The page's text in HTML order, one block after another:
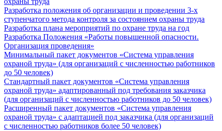
Разработка положения об организации и проведении 3-х
ступенчатого метода контроля за состоянием охраны труда
Разработка плана мероприятий по охране труда на год
Разработка Положения «Работы повышенной опасности.
Организация проведения»
Минимальный пакет документов «Система управления
охраной труда» (для организаций с численностью работников
до 50 человек)
Стандартный пакет документов «Система управления
охраной труда» адаптированный под требования заказчика
(для организаций с численностью работников до 50 человек)
Расширенный пакет документов «Система управления
охраной труда» с адаптацией под заказчика (для организаций
с численностью работников более 50 человек)